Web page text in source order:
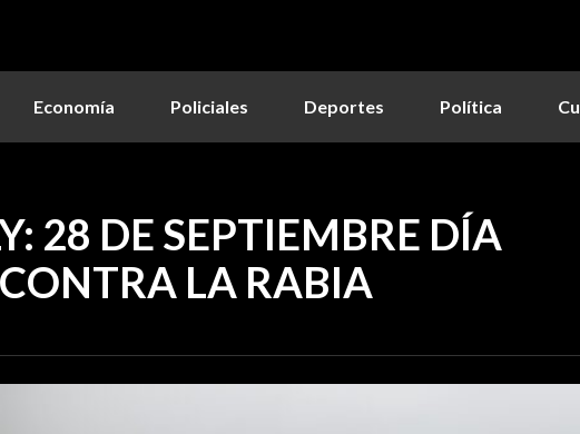
Economía Policiales Deportes Política
28 DE SEPTIEMBRE DÍA
LA RABIA